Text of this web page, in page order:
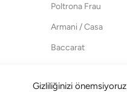
Gizliliğinizi önemsiyoruz
Poltrona Frau
Armani / Casa
Baccarat
Cappellini